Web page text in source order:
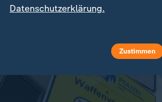
haben. Dieses wurde kurz darauf
in ein Krankenhaus.
Datenschutzerklärung.
Zustimmen